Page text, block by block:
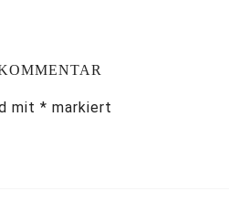
mit * markiert